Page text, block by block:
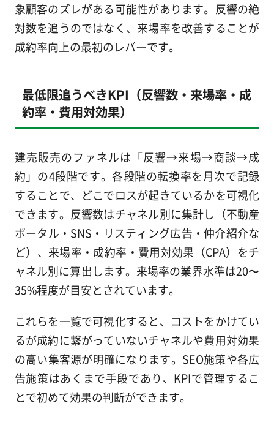
象顧客のズレがある可能性があります。反響の絶
対数を追うのではなく、来場率を改善することが
成約率向上の最初のレバーです。
最低限追うべきKPI（反響数・来場率・成
約率・費用対効果）
建売販売のファネルは「反響→来場→商談→成
約」の4段階です。各段階の転換率を月次で記録
することで、どこでロスが起きているかを可視化
できます。反響数はチャネル別に集計し（不動産
ポータル・SNS・リスティング広告・仲介紹介な
ど）、来場率・成約率・費用対効果（CPA）をチ
ャネル別に算出します。来場率の業界水準は20〜
35%程度が目安とされています。
これらを一覧で可視化すると、コストをかけてい
るが成約に繋がっていないチャネルや費用対効果
の高い集客源が明確になります。SEO施策や各広
告施策はあくまで手段であり、KPIで管理するこ
とで初めて効果の判断ができます。